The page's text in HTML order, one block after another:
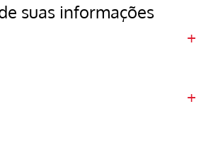
suas informações